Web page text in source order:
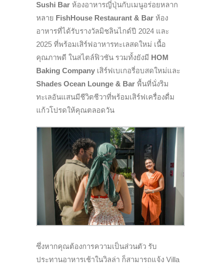
Sushi Bar ห้องอาหารญี่ปุ่นกับเมนูอร่อยหลาก
หลาย FishHouse Restaurant & Bar ห้อง
อาหารที่ได้รับรางวัลมิชลินไกด์ปี 2024 และ
2025 ที่พร้อมเสิร์ฟอาหารทะเลสดใหม่ เนื้อ
คุณภาพดี ในสไตล์ฟิวชัน รวมทั้งยังมี HOM
Baking Company เสิร์ฟเบเกอรี่อบสดใหม่และ
Shades Ocean Lounge & Bar พื้นที่นั่งริม
ทะเลอันแสนมีชีวิตชีวาที่พร้อมเสิร์ฟเครื่องดื่ม
แก้วโปรดให้คุณตลอดวัน
ซึ่งหากคุณต้องการความเป็นส่วนตัว รับ
ประทานอาหารเช้าในวิลล่า ก็สามารถแจ้ง Villa